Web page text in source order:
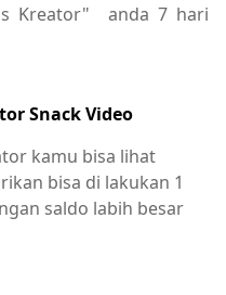
Kreator" anda 7 hari
Snack Video
kamu bisa lihat
bisa di lakukan 1
saldo labih besar